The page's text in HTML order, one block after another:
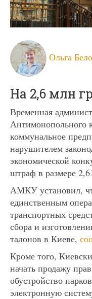
Ольга
На 2,6 млн
Временная
коммунальное
нарушителем
экономической
штраф в размере
АМКУ установил,
единственным
транспортных
сбора и
талонов в Киеве,
Кроме того,
начать продажу
обустройство
электронную